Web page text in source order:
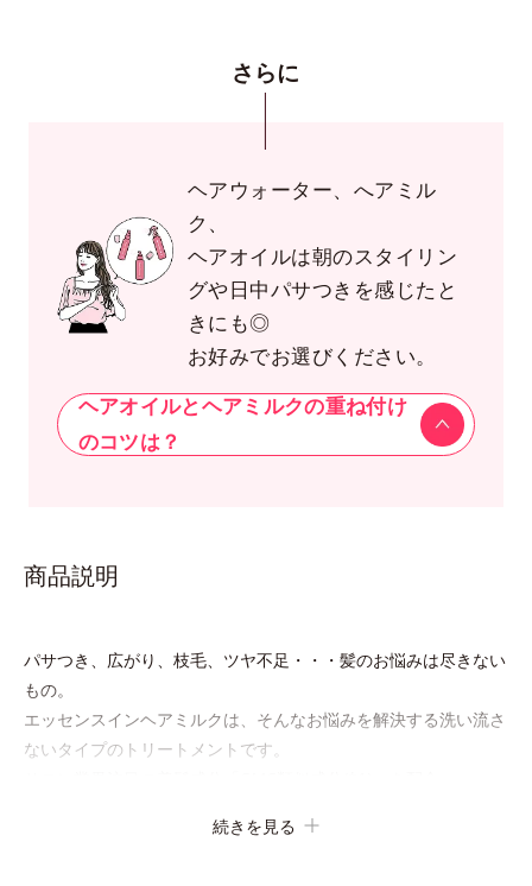
さらに
ヘアウォーター、へアミル
ク、
ヘアオイルは朝のスタイリン
グや日中パサつきを感じたと
きにも◎
お好みでお選びください。
ヘアオイルとヘアミルクの重ね付け
のコツは？
商品説明
パサつき、広がり、枝毛、ツヤ不足・・・髪のお悩みは尽きない
もの。
エッセンスインヘアミルクは、そんなお悩みを解決する洗い流さ
ないタイプのトリートメントです。
を担っており、ダメージを受けてバラバラになりがちな髪内部の
続きを見る